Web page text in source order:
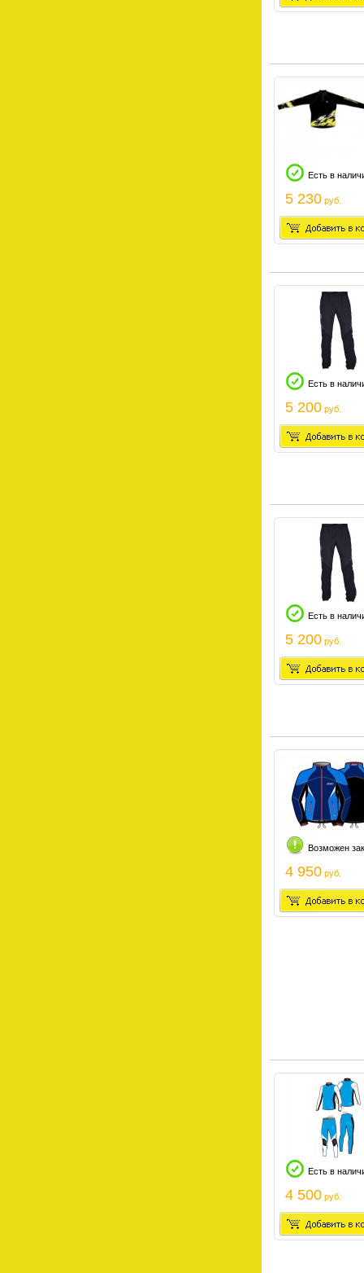
Есть в
5 230 руб.
Есть в
5 200 руб.
Есть в
5 200 руб.
Возможен
4 950 руб.
Есть в
4 500 руб.